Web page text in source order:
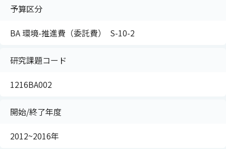
予算区分
BA 環境-推進費（委託費） S-10-2
研究課題コード
1216BA002
開始/終了年度
2012~2016年